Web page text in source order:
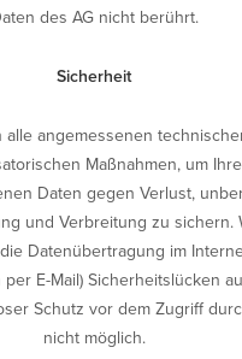
des AG nicht berührt.
Sicherheit
alle angemessenen
Maßnahmen, um Ihre
Daten gegen Verlust,
und Verbreitung zu sichern.
Datenübertragung im
per E-Mail) Sicherheitslücken
Schutz vor dem Zugriff
nicht möglich.